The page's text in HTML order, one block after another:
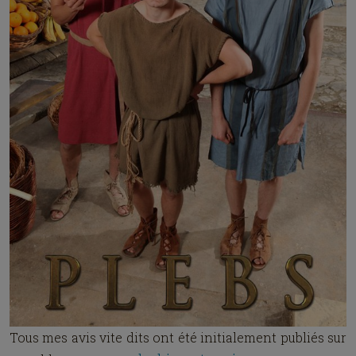
Tous mes avis vite dits ont été initialement publiés sur